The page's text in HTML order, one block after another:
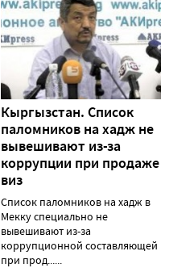
Кыргызстан. Список
паломников на хадж не
вывешивают из-за
коррупции при продаже
виз
Список паломников на хадж в
Мекку специально не
вывешивают из-за
коррупционной составляющей
при прод......